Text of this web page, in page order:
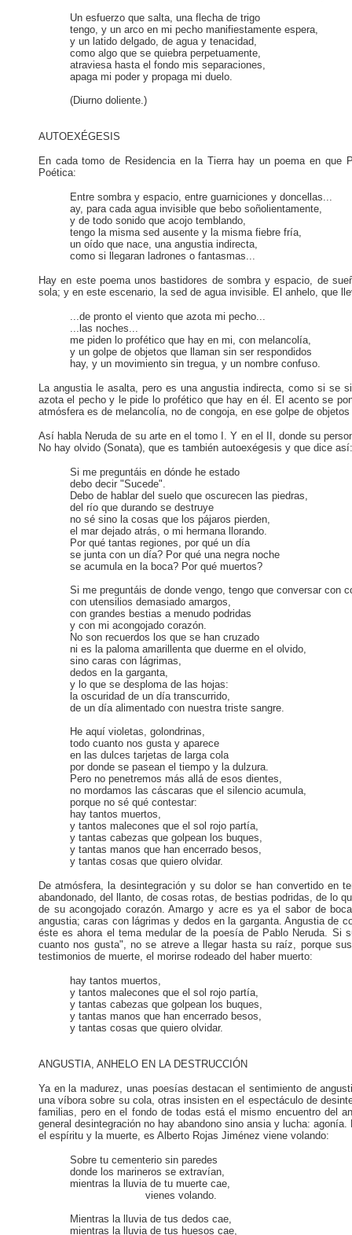
Un esfuerzo que salta, una flecha de trigo
tengo, y un arco en mi pecho manifiestamente espera,
y un latido delgado, de agua y tenacidad,
como algo que se quiebra perpetuamente,
atraviesa hasta el fondo mis separaciones,
apaga mi poder y propaga mi duelo.
(Diurno doliente.)
AUTOEXÉGESIS
En cada tomo de Residencia en la Tierra hay un poema en que
Poética:
Entre sombra y espacio, entre guarniciones y doncellas...
ay, para cada agua invisible que bebo soñolientamente,
y de todo sonido que acojo temblando,
tengo la misma sed ausente y la misma fiebre fría,
un oído que nace, una angustia indirecta,
como si llegaran ladrones o fantasmas...
Hay en este poema unos bastidores de sombra y espacio, de
sola; y en este escenario, la sed de agua invisible. El anhelo, que
...de pronto el viento que azota mi pecho...
...las noches...
me piden lo profético que hay en mi, con melancolía,
y un golpe de objetos que llaman sin ser respondidos
hay, y un movimiento sin tregua, y un nombre confuso.
La angustia le asalta, pero es una angustia indirecta, como si se
azota el pecho y le pide lo profético que hay en él. El acento se
atmósfera es de melancolía, no de congoja, en ese golpe de
Así habla Neruda de su arte en el tomo I. Y en el II, donde su
No hay olvido (Sonata), que es también autoexégesis y que dice así:
Si me preguntáis en dónde he estado
debo decir "Sucede".
Debo de hablar del suelo que oscurecen las piedras,
del río que durando se destruye
no sé sino la cosas que los pájaros pierden,
el mar dejado atrás, o mi hermana llorando.
Por qué tantas regiones, por qué un día
se junta con un día? Por qué una negra noche
se acumula en la boca? Por qué muertos?
Si me preguntáis de donde vengo, tengo que conversar con
con utensilios demasiado amargos,
con grandes bestias a menudo podridas
y con mi acongojado corazón.
No son recuerdos los que se han cruzado
ni es la paloma amarillenta que duerme en el olvido,
sino caras con lágrimas,
dedos en la garganta,
y lo que se desploma de las hojas:
la oscuridad de un día transcurrido,
de un día alimentado con nuestra triste sangre.
He aquí violetas, golondrinas,
todo cuanto nos gusta y aparece
en las dulces tarjetas de larga cola
por donde se pasean el tiempo y la dulzura.
Pero no penetremos más allá de esos dientes,
no mordamos las cáscaras que el silencio acumula,
porque no sé qué contestar:
hay tantos muertos,
y tantos malecones que el sol rojo partía,
y tantas cabezas que golpean los buques,
y tantas manos que han encerrado besos,
y tantas cosas que quiero olvidar.
De atmósfera, la desintegración y su dolor se han convertido en
abandonado, del llanto, de cosas rotas, de bestias podridas, de lo
de su acongojado corazón. Amargo y acre es ya el sabor de
angustia; caras con lágrimas y dedos en la garganta. Angustia de
éste es ahora el tema medular de la poesía de Pablo Neruda. Si
cuanto nos gusta", no se atreve a llegar hasta su raíz, porque
testimonios de muerte, el morirse rodeado del haber muerto:
hay tantos muertos,
y tantos malecones que el sol rojo partía,
y tantas cabezas que golpean los buques,
y tantas manos que han encerrado besos,
y tantas cosas que quiero olvidar.
ANGUSTIA, ANHELO EN LA DESTRUCCIÓN
Ya en la madurez, unas poesías destacan el sentimiento de
una víbora sobre su cola, otras insisten en el espectáculo de
familias, pero en el fondo de todas está el mismo encuentro del
general desintegración no hay abandono sino ansia y lucha:
el espíritu y la muerte, es Alberto Rojas Jiménez viene volando:
Sobre tu cementerio sin paredes
donde los marineros se extravían,
mientras la lluvia de tu muerte cae,
vienes volando.
Mientras la lluvia de tus dedos cae,
mientras la lluvia de tus huesos cae,